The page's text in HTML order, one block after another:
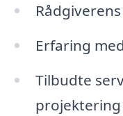
Erfaring
Tilbudte